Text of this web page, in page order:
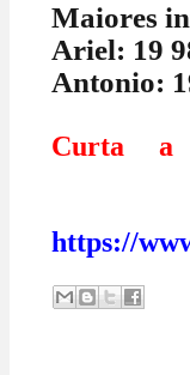
Maiores
Ariel: 19
Antonio:
Curta a
https://